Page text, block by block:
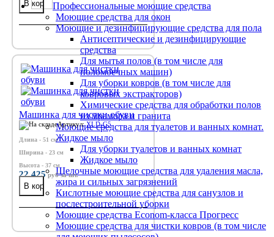
Профессиональные моющие средства
Моющие средства для окон
Моющие и дезинфицирующие средства для пола
Антисептические и дезинфицирующие
средства
Для мытья полов (в том числе для
поломоечных машин)
Для уборки ковров (в том числе для
ковровых экстракторов)
Химические средства для обработки полов
из мрамора и гранита
Моющие средства для туалетов и ванных комнат.
Жидкое мыло
Для уборки туалетов и ванных комнат
Жидкое мыло
Щелочные моющие средства для удаления масла,
жира и сильных загрязнений
Кислотные моющие средства для санузлов и
послестроительной уборки
Моющие средства Econom-класса Прогресс
Моющие средства для чистки ковров (в том числе
Машинка для чистки обуви
Артикул:XLD-G5
Длина - 51 см
Ширина - 23 см
Высота - 37 см
22 425рубза шт.